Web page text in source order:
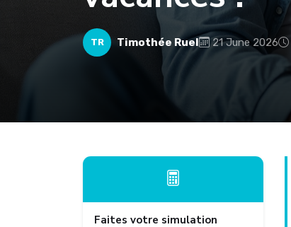
TR Timothée Ruel 21 June 2026
Faites votre simulation